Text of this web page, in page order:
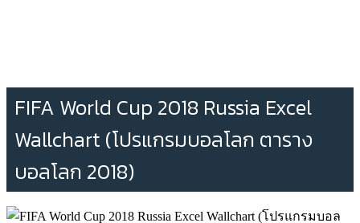
FIFA World Cup 2018 Russia Excel
Wallchart (โปรแกรมบอลโลก ตาราง
บอลโลก 2018)